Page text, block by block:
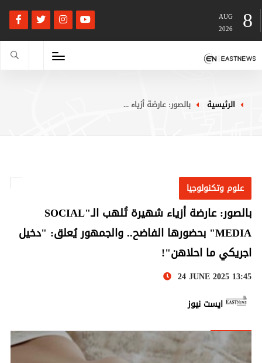
8
AUG
2026
بالصور: عارضة أزياء ... الرئيسية
علوم وتكنولوجيا
بالصور: عارضة أزياء شهيرة تُلهب الـ"SOCIAL
MEDIA" بحضورها الفاضح.. والجمهور يُعلق: "دخيل
اجريكي ما احلاهن"!
24 JUNE 2025 13:45
ايست نيوز